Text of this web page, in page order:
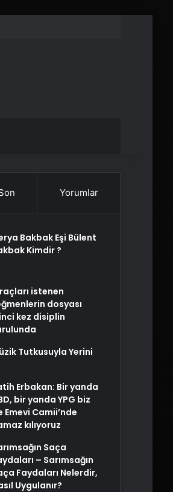
Yorumlar
Bakbak Eşi Bülent
Kimdir ?
istenen
dosyası
kez disiplin
Tutkusuyla Yerini
Erbakan: Bir yanda
bir yanda YPG biz
Emevi Camii’nde
kılıyoruz
Saça
– Sarımsağın
Faydaları Nelerdir,
Uygulanır?